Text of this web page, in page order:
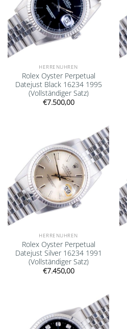
HERRENUHREN
Rolex Oyster Perpetual
Datejust Black 16234 1995
(Vollständiger Satz)
€7.500,00
Add to
wishlist
HERRENUHREN
Rolex Oyster Perpetual
Datejust Silver 16234 1991
(Vollständiger Satz)
€7.450,00
Add to
wishlist